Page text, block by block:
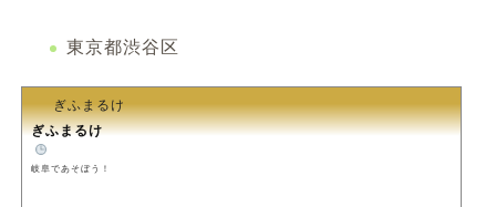
東京都渋谷区
ぎふまるけ
ぎふまるけ
岐阜であそぼう！